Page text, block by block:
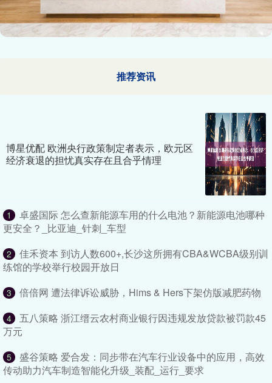
推荐资讯
博星优配 欧洲央行政策制定者表示，欧元区
经济衰退的担忧真实存在且合乎情理
1
卓盛国际 怎么查新能源车用的什么电池？新能源电池哪种
更安全？_比亚迪_针刺_车型
2
佳禾资本 到访人数600+,长沙这所拥有CBA&WCBA级别训
练馆的学校举行校园开放日
3 倍倍网 遭法律诉讼威胁，Hims & Hers下架仿版减肥药物
4
五八策略 浙江缙云农村商业银行因违规发放贷款被罚款45
万元
5
盛谷策略 爱合发：同步带在汽车行业设备中的应用，高效
传动助力汽车制造智能化升级_装配_运行_要求